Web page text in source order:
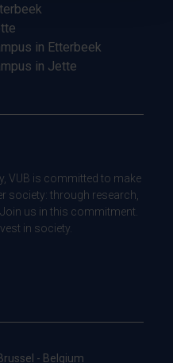
in Etterbeek
in Jette
VUB is committed to make
society: through research,
us in this commitment.
in society.
- Belgium